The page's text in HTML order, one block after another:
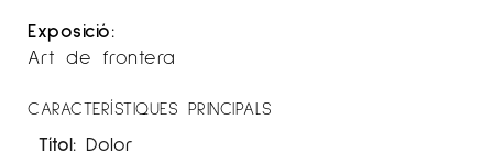
Exposició:
Art de frontera
CARACTERÍSTIQUES PRINCIPALS
Títol: Dolor